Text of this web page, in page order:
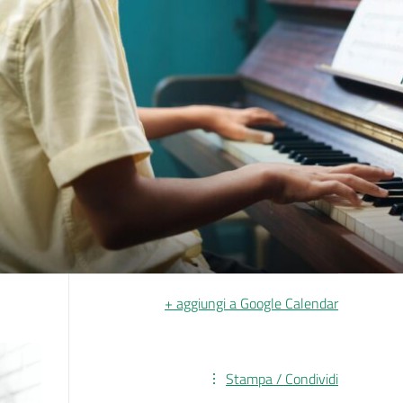
+ aggiungi a Google Calendar
Stampa / Condividi